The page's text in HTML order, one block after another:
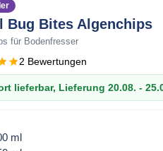
Bug Bites Algenchips
für Bodenfresser
2 Bewertungen
lieferbar, Lieferung 20.08. -
ml